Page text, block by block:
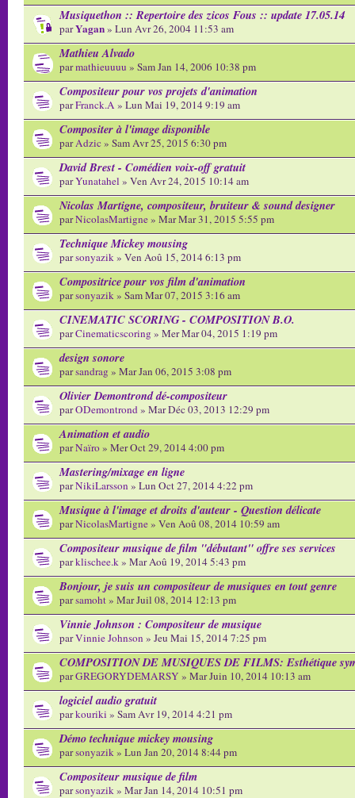
Musiquethon :: Repertoire des zicos Fous :: update 17.05.14
parYagan» Lun Avr 26, 2004 11:53 am
Mathieu Alvado
parmathieuuuu » Sam Jan 14, 2006 10:38 pm
Compositeur pour vos projets d'animation
parFranck.A » Lun Mai 19, 2014 9:19 am
Compositer à l'image disponible
parAdzic» Sam Avr 25, 2015 6:30 pm
David Brest - Comédien voix-off gratuit
parYunatahel » Ven Avr 24, 2015 10:14 am
Nicolas Martigne, compositeur, bruiteur & sound designer
parNicolasMartigne» Mar Mar 31, 2015 5:55 pm
Technique Mickey mousing
parsonyazik» Ven Aoû 15, 2014 6:13 pm
Compositrice pour vos film d'animation
parsonyazik» Sam Mar 07, 2015 3:16 am
CINEMATIC SCORING - COMPOSITION B.O.
parCinematicscoring » Mer Mar 04, 2015 1:19 pm
design sonore
parsandrag » Mar Jan 06, 2015 3:08 pm
Olivier Demontrond dé-compositeur
parODemontrond» Mar Déc 03, 2013 12:29 pm
Animation et audio
parNaïro» Mer Oct 29, 2014 4:00 pm
Mastering/mixage en ligne
parNikiLarsson » Lun Oct 27, 2014 4:22 pm
Musique à l'image et droits d'auteur - Question délicate
parNicolasMartigne» Ven Aoû 08, 2014 10:59 am
Compositeur musique de film "débutant" offre ses services
parklischee.k» Mar Aoû 19, 2014 5:43 pm
Bonjour, je suis un compositeur de musiques en tout genre
parsamoht» Mar Juil 08, 2014 12:13 pm
Vinnie Johnson : Compositeur de musique
parVinnie Johnson » Jeu Mai 15, 2014 7:25 pm
COMPOSITION DE MUSIQUES DE FILMS: Esthétique
parGREGORYDEMARSY » Mar Juin 10, 2014 10:13 am
logiciel audio gratuit
parkouriki » Sam Avr 19, 2014 4:21 pm
Démo technique mickey mousing
parsonyazik» Lun Jan 20, 2014 8:44 pm
Compositeur musique de film
parsonyazik» Mar Jan 14, 2014 10:51 pm